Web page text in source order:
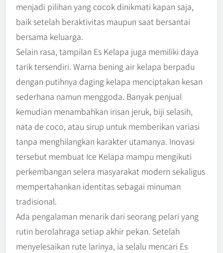
menjadi pilihan yang cocok dinikmati kapan saja,
baik setelah beraktivitas maupun saat bersantai
bersama keluarga.
Selain rasa, tampilan Es Kelapa juga memiliki daya
tarik tersendiri. Warna bening air kelapa berpadu
dengan putihnya daging kelapa menciptakan kesan
sederhana namun menggoda. Banyak penjual
kemudian menambahkan irisan jeruk, biji selasih,
nata de coco, atau sirup untuk memberikan variasi
tanpa menghilangkan karakter utamanya. Inovasi
tersebut membuat Ice Kelapa mampu mengikuti
perkembangan selera masyarakat modern sekaligus
mempertahankan identitas sebagai minuman
tradisional.
Ada pengalaman menarik dari seorang pelari yang
rutin berolahraga setiap akhir pekan. Setelah
menyelesaikan rute larinya, ia selalu mencari Es